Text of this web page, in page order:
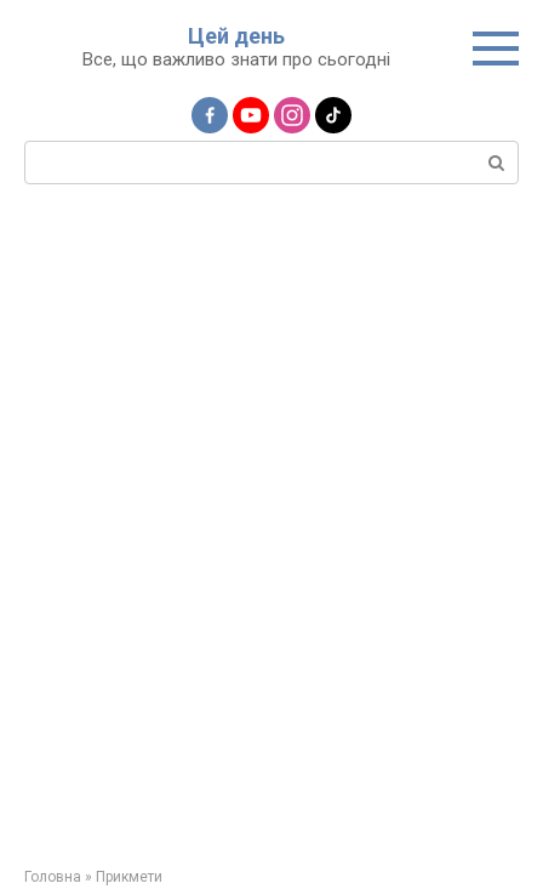
Цей день
Все, що важливо знати про сьогодні
Пошук:
Головна » Прикмети